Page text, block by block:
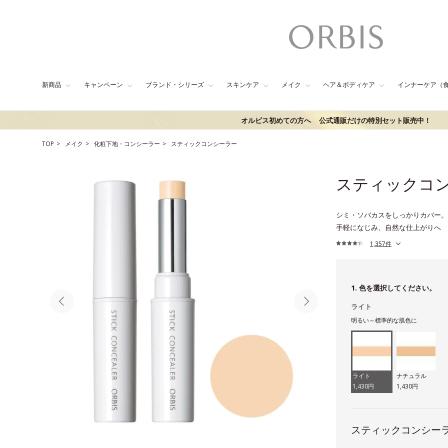
新商品 キャンペーン ブランド・シリーズ スキンケア メイク ヘア＆ボディケア インナーケア（
オルビス初めての方へ 公式通販だけの特別セット販売中！
TOP メイク 化粧下地・コンシーラー スティックコンシーラー
スティックコ
シミ・ソバカスをしっかりカバー。
手軽になじみ、自然な仕上がりへ
1,357件
1. 色を選択してください。
ライト
明るい～標準的な肌色に
ライト
1,430円
ナチュラル
1,430円
スティックコンシー